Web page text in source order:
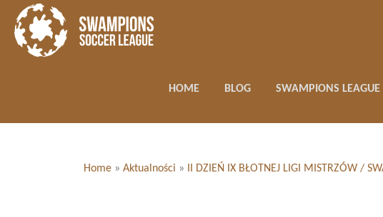
HOME BLOG SWAMPIONS LEAGUE
Home » Aktualności » II DZIEŃ IX BŁOTNEJ LIGI MISTRZÓW /